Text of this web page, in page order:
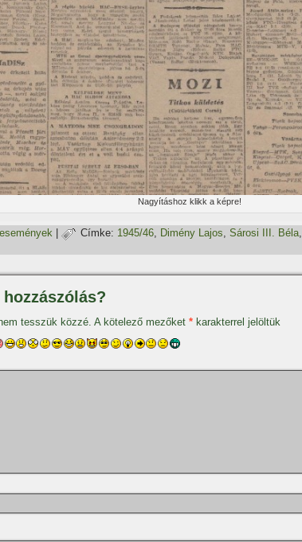
Nagyí­táshoz klikk a képre!
Címke: 1945/46, Dimény Lajos, Sárosi III. Béla,
tesszük közzé. A kötelező mezőket * karakterrel jelöltük